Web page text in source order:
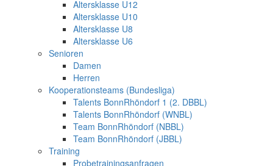
Altersklasse U12
Altersklasse U10
Altersklasse U8
Altersklasse U6
Senioren
Damen
Herren
Kooperationsteams (Bundesliga)
Talents BonnRhöndorf 1 (2. DBBL)
Talents BonnRhöndorf (WNBL)
Team BonnRhöndorf (NBBL)
Team BonnRhöndorf (JBBL)
Training
Probetrainingsanfragen